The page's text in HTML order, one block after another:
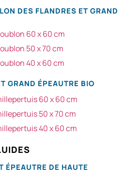
DES FLANDRES ET GRAND
60 x 60 cm
50 x 70 cm
40 x 60 cm
GRAND ÉPEAUTRE BIO
60 x 60 cm
50 x 70 cm
40 x 60 cm
ÉPEAUTRE DE HAUTE